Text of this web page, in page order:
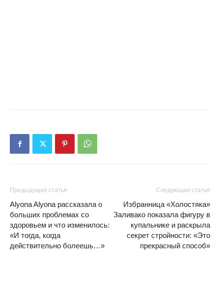
Предыдущая статья
Alyona Alyona рассказала о
больших проблемах со
здоровьем и что изменилось:
«И тогда, когда
действительно болеешь…»
Следующая статья
Избранница «Холостяка»
Заливако показала фигуру в
купальнике и раскрыла
секрет стройности: «Это
прекрасный способ»